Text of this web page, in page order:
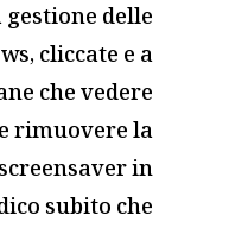
delle
cliccate e a
che vedere
rimuovere la
in
subito che